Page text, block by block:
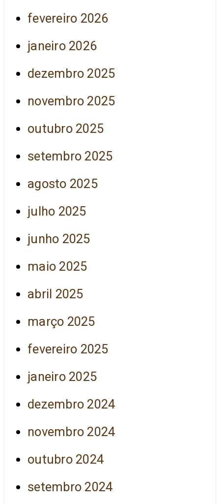
fevereiro 2026
janeiro 2026
dezembro 2025
novembro 2025
outubro 2025
setembro 2025
agosto 2025
julho 2025
junho 2025
maio 2025
abril 2025
março 2025
fevereiro 2025
janeiro 2025
dezembro 2024
novembro 2024
outubro 2024
setembro 2024